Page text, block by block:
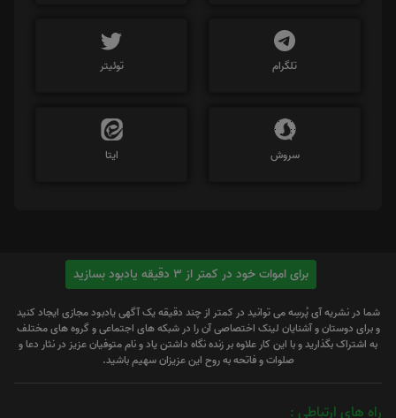
تلگرام توئیتر
سروش ایتا
برای اموات خود در کمتر از 3 دقیقه یادبود بسازید
شما در نشریه آی پُرسِه می توانید در کمتر از چند دقیقه یک آگهی یادبود مجازی ایجاد کنید
و برای دوستان و آشنایان لینک اختصاصی آن را در شبکه های اجتماعی و گروه های مختلف
به اشتراک بگذارید و با این کار علاوه بر زنده نگاه داشتن یاد و نام متوفیان عزیز در نثار دعا و
صلوات و فاتحه به روح این عزیزان سهیم باشید.
راه های ارتباطی :